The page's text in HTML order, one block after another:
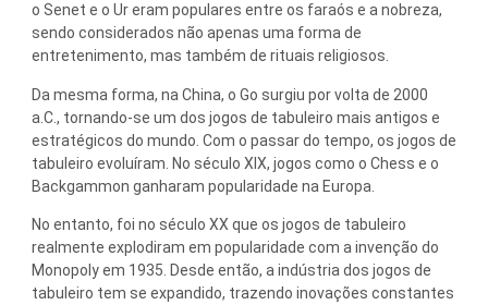
o Senet e o Ur eram populares entre os faraós e a nobreza,
sendo considerados não apenas uma forma de
entretenimento, mas também de rituais religiosos.
Da mesma forma, na China, o Go surgiu por volta de 2000
a.C., tornando-se um dos jogos de tabuleiro mais antigos e
estratégicos do mundo. Com o passar do tempo, os jogos de
tabuleiro evoluíram. No século XIX, jogos como o Chess e o
Backgammon ganharam popularidade na Europa.
No entanto, foi no século XX que os jogos de tabuleiro
realmente explodiram em popularidade com a invenção do
Monopoly em 1935. Desde então, a indústria dos jogos de
tabuleiro tem se expandido, trazendo inovações constantes